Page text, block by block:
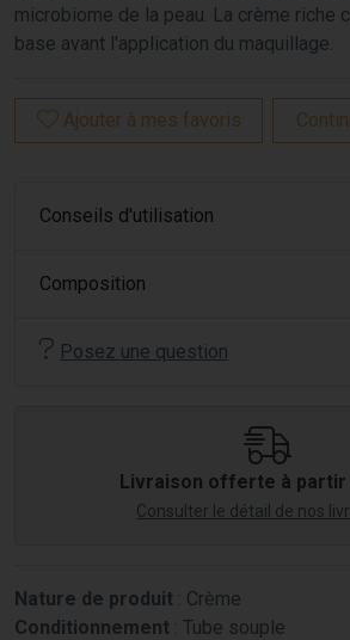
microbiome de la peau. La crème riche
base avant l'application du maquillage.
Ajouter à mes favoris
Conseils d'utilisation
Composition
Posez une question
Livraison offerte à partir
Consulter le détail de nos
Nature de produit : Crème
Conditionnement : Tube souple